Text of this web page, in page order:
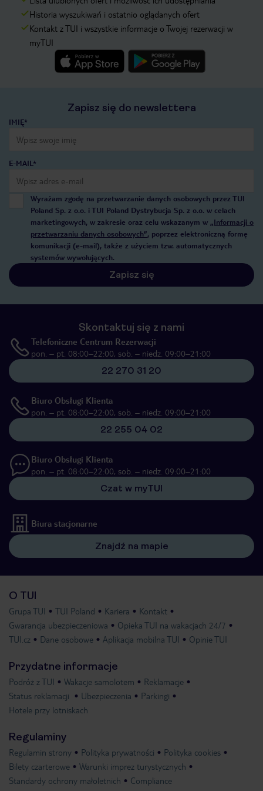
Historia wyszukiwań i ostatnio oglądanych ofert
Kontakt z TUI i wszystkie informacje o Twojej rezerwacji w
myTUI
Zapisz się do newslettera
IMIĘ*
E-MAIL*
Wyrażam zgodę na przetwarzanie danych osobowych przez TUI
Poland Sp. z o.o. i TUI Poland Dystrybucja Sp. z o.o. w celach
marketingowych, w zakresie oraz celu wskazanym w „Informacji o
przetwarzaniu danych osobowych”, poprzez elektroniczną formę
komunikacji (e-mail), także z użyciem tzw. automatycznych
systemów wywołujących.
Zapisz się
Skontaktuj się z nami
Telefoniczne Centrum Rezerwacji
pon. – pt. 08:00–22:00, sob. – niedz. 09:00–21:00
22 270 31 20
Biuro Obsługi Klienta
pon. – pt. 08:00–22:00, sob. – niedz. 09:00–21:00
22 255 04 02
Biuro Obsługi Klienta
pon. – pt. 08:00–22:00, sob. – niedz. 09:00–21:00
Czat w myTUI
Biura stacjonarne
Znajdź na mapie
O TUI
Grupa TUI TUI Poland Kariera
Kontakt
Gwarancja ubezpieczeniowa
Opieka TUI na wakacjach 24/7
TUI.cz
Dane osobowe Aplikacja mobilna TUI Opinie TUI
Przydatne informacje
Podróż z TUI Wakacje samolotem
Reklamacje
Status reklamacji
Ubezpieczenia
Parkingi
Hotele przy lotniskach
Regulaminy
Regulamin strony Polityka prywatności
Polityka cookies
Bilety czarterowe
Warunki imprez turystycznych
Standardy ochrony małoletnich
Compliance